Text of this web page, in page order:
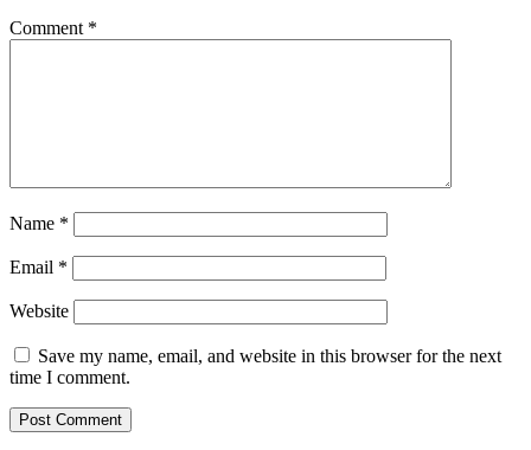
Comment *
Name *
Email *
Website
Save my name, email, and website in this browser for the next
time I comment.